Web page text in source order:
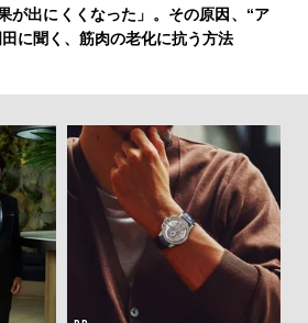
が出にくくなった」。その原因、“ア
に聞く、筋肉の老化に抗う方法